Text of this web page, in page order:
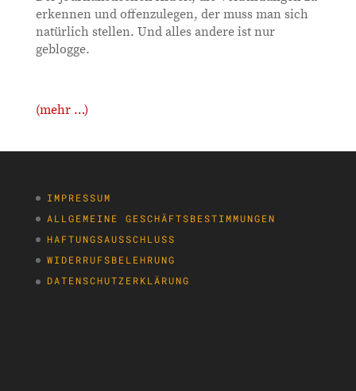
erkennen und offenzulegen, der muss man sich
natürlich stellen. Und alles andere ist nur
geblogge.
(mehr …)
IMPRESSUM
ALLGEMEINE GESCHÄFTSBESTIMMUNGEN
HAFTUNGSAUSSCHLUSS
WIDERRUFSBELEHRUNG
DATENSCHUTZERKLÄRUNG